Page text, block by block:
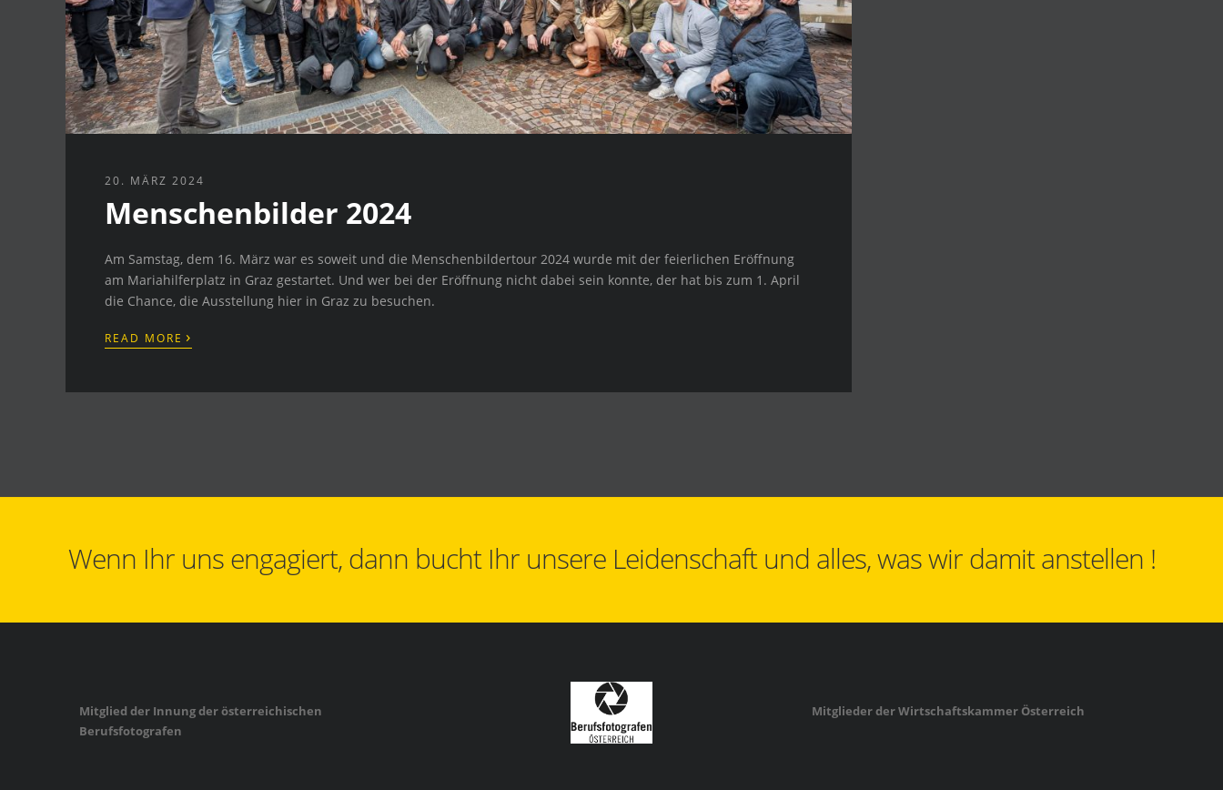
20. MÄRZ 2024
Menschenbilder 2024
Am Samstag, dem 16. März war es soweit und die Menschenbildertour 2024 wurde mit der feierlichen Eröffnung
am Mariahilferplatz in Graz gestartet. Und wer bei der Eröffnung nicht dabei sein konnte, der hat bis zum 1. April
die Chance, die Ausstellung hier in Graz zu besuchen.
READ MORE ›
Wenn Ihr uns engagiert, dann bucht Ihr unsere Leidenschaft und alles, was wir damit anstellen !
Mitglied der Innung der österreichischen
Berufsfotografen
Mitglieder der Wirtschaftskammer Österreich